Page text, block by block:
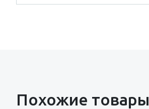
Похожие товары